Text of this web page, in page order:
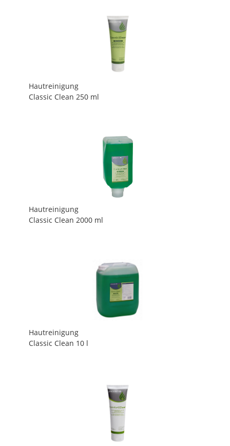
Hautreinigung
Classic Clean 250 ml
Hautreinigung
Classic Clean 2000 ml
Hautreinigung
Classic Clean 10 l